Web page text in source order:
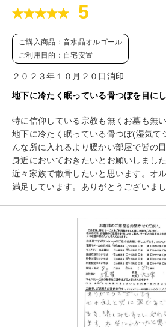
5
ご購入商品：音水晶オルゴール
ご利用目的：自宅安置
２０２３年１０月２０日消印
地下に冷たく眠っている骨つぼを目に
特に信仰している宗教も無くお墓も無
地下に冷たく眠っている骨つぼ(湿気て
んな所に入れるより暖かい部屋で皆の
身近においておきたいとお願いしました
近々家族で散骨したいと思います。オ
満足しています。ありがとうございまし